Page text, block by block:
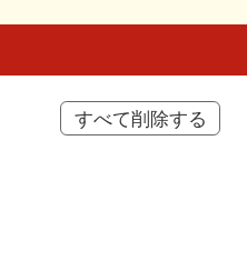
すべて削除する